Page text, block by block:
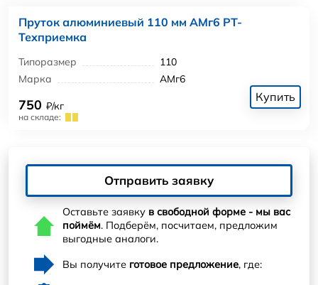
Пруток алюминиевый 110 мм АМг6 РТ-
Техприемка
Типоразмер
110
Марка
АМг6
750 ₽/кг
на складе:
Купить
Отправить заявку
Оставьте заявку в свободной форме - мы вас
поймём. Подберём, посчитаем, предложим
выгодные аналоги.
Вы получите готовое предложение, где: